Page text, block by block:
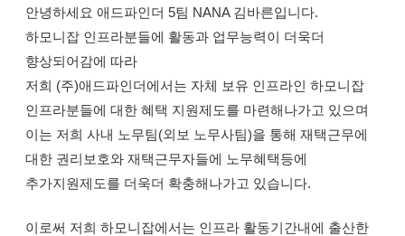
안녕하세요 애드파인더 5팀 NANA 김바른입니다.
하모니잡 인프라분들에 활동과 업무능력이 더욱더
향상되어감에 따라
저희 (주)애드파인더에서는 자체 보유 인프라인 하모니잡
인프라분들에 대한 혜택 지원제도를 마련해나가고 있으며
이는 저희 사내 노무팀(외보 노무사팀)을 통해 재택근무에
대한 권리보호와 재택근무자들에 노무혜택등에
추가지원제도를 더욱더 확충해나가고 있습니다.
이로써 저희 하모니잡에서는 인프라 활동기간내에 출산한